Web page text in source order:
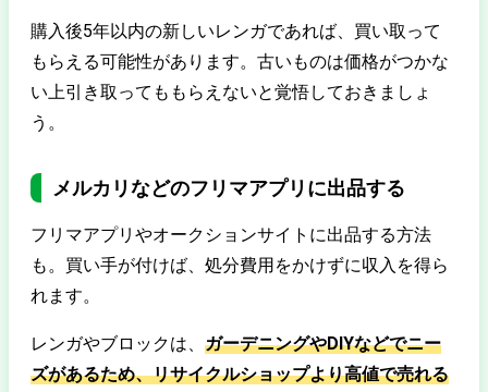
購入後5年以内の新しいレンガであれば、買い取って
もらえる可能性があります。古いものは価格がつかな
い上引き取ってももらえないと覚悟しておきましょ
う。
メルカリなどのフリマアプリに出品する
フリマアプリやオークションサイトに出品する方法
も。買い手が付けば、処分費用をかけずに収入を得ら
れます。
レンガやブロックは、 ガーデニングやDIYなどでニー
ズがあるため、リサイクルショップより高値で売れる